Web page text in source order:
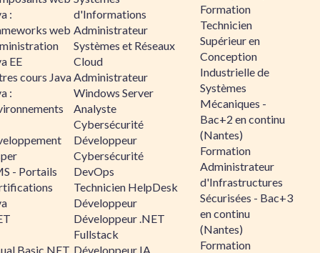
:
web
EE
cours Java
:
- Portails
Basic.NET
d'Informations
Administrateur
Systèmes et Réseaux
Cloud
Administrateur
Windows Server
Analyste
Cybersécurité
Développeur
Cybersécurité
DevOps
Technicien HelpDesk
Développeur
Développeur .NET
Fullstack
Développeur IA
Formation
Technicien
Supérieur en
Conception
Industrielle de
Systèmes
Mécaniques -
Bac+2 en continu
(Nantes)
Formation
Administrateur
d'Infrastructures
Sécurisées - Bac+3
en continu
(Nantes)
Formation